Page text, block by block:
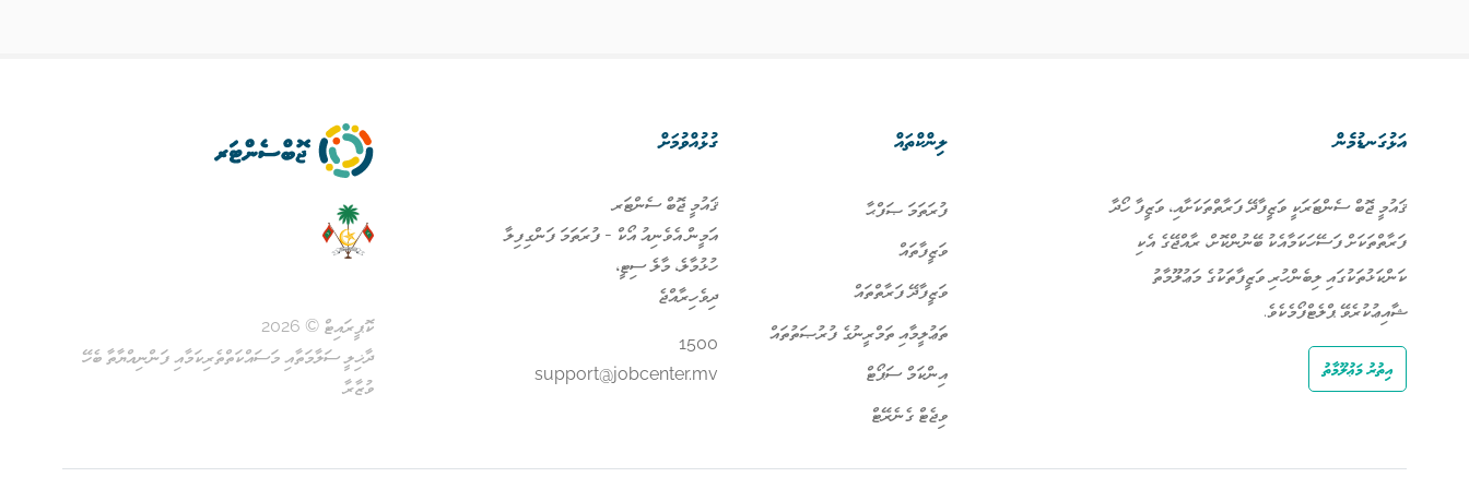
އަޅުގަނޑުމެން
ޤައުމީ ޖޮބް ސެންޓަރަކީ ވަޒީފާދޭ ފަރާތްތަކަށާއި، ވަޒީފާ ހޯދާ
ފަރާތްތަކަށް ފަސޭހަކަމާއެކު ބޭނުންކޮށް، ރާއްޖޭގެ އެކި
ކަންކަޅުތަކުގައި ލިބެންހުރި ވަޒީފާތަކުގެ މަޢުލޫމާތު
ޝާއިޢުކުރެވޭ ޕްލެޓްފޯމެކެވެ.
އިތުރު މަޢުލޫމާތު
ލިންކްތައް
ފުރަތަމަ ޞަފްޙާ
ވަޒީފާތައް
ވަޒީފާދޭ ފަރާތްތައް
ތަޢުލީމާއި ތަމްރީނުގެ ފުރުޞަތުތައް
އިންކަމް ސަޕޯޓް
ވިޖެޓް ގެނެރޭޓް
ގުޅުއްވުމަށް
ޤައުމީ ޖޮބް ސެންޓަރ
އަމީން އެވެނިއު އޯކް - ފުރަތަމަ ފަންގިފިލާ
ހުޅުމާލެ، މާލެ ސިޓީ،
ދިވެހިރާއްޖެ
1500
support@jobcenter.mv
ކޮޕީރައިޓް © 2026
ދާޚިލީ ސަލާމަތާއި މަސައްކަތްތެރިކަމާއި ފަންނިއްޔާތާ ބެހޭ
ވުޒާރާ